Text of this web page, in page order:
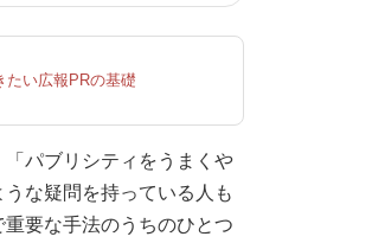
たい広報PRの基礎
「パブリシティをうまくや
な疑問を持っている人も
要な手法のうちのひとつ